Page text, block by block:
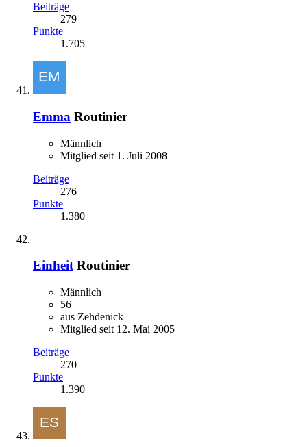
Beiträge
279
Punkte
1.705
Emma Routinier
Männlich
Mitglied seit 1. Juli 2008
Beiträge
276
Punkte
1.380
Einheit Routinier
Männlich
56
aus Zehdenick
Mitglied seit 12. Mai 2005
Beiträge
270
Punkte
1.390